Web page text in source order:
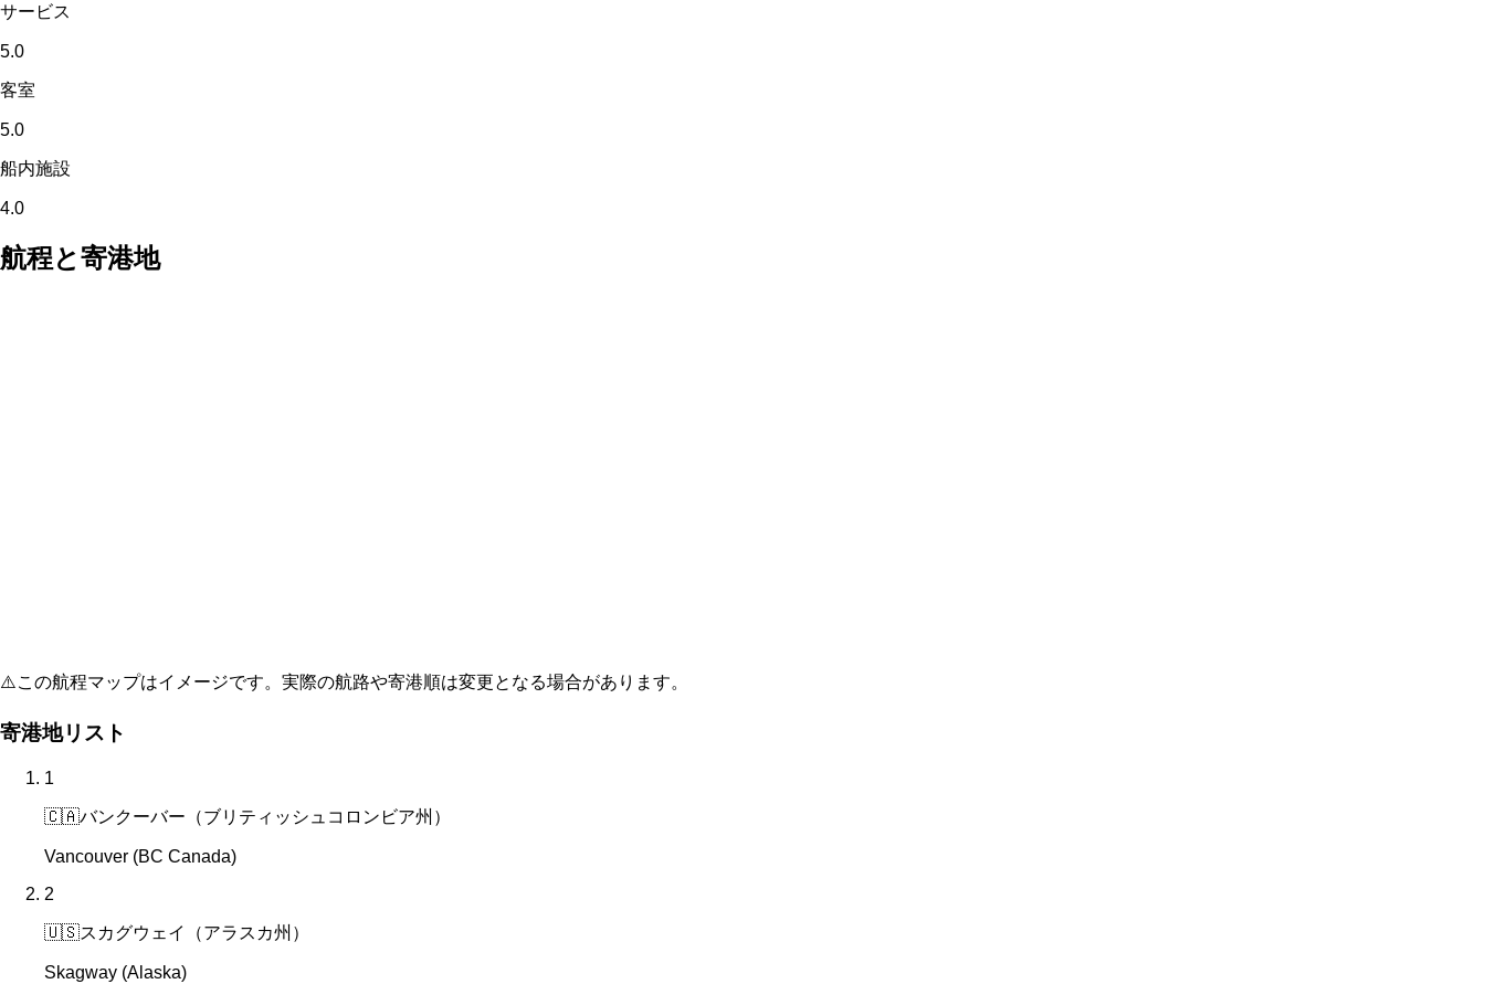
サービス
5.0
客室
5.0
船内施設
4.0
航程と寄港地
⚠️この航程マップはイメージです。実際の航路や寄港順は変更となる場合があります。
寄港地リスト
1
🇨🇦バンクーバー（ブリティッシュコロンビア州）
Vancouver (BC Canada)
2
🇺🇸スカグウェイ（アラスカ州）
Skagway (Alaska)